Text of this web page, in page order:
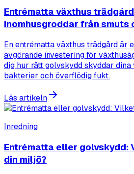
Entrématta växthus
inomhusgroddar från smuts
En entrématta växthus trädgård är
avgörande investering för
dig hur rätt golvskydd skyddar
bakterier och överflödig fukt.
Läs artikeln
Inredning
Entrématta eller golvskydd:
din miljö?